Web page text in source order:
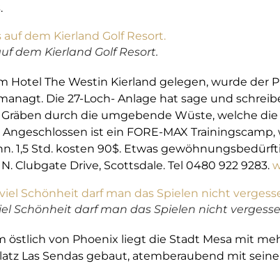
dem Kierland Golf Resort.
Hotel The Westin Kierland gelegen, wurde der
Die 27-Loch- Anlage hat sage und
durch die umgebende Wüste, welche die
ist ein FORE-MAX
1,5 Std. kosten 90$. Etwas
Clubgate Drive, Scottsdale. Tel 0480 922 9283.
Schönheit darf man das Spielen nicht
östlich von Phoenix liegt die Stadt Mesa mit
Las Sendas gebaut, atemberaubend mit